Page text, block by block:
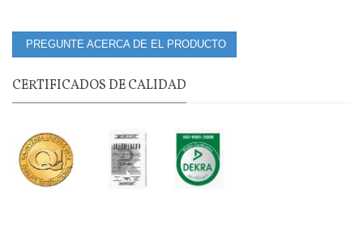
PREGUNTE ACERCA DE EL PRODUCTO
CERTIFICADOS DE CALIDAD